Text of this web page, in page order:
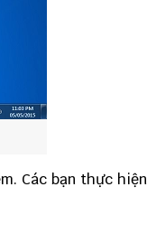
Các bạn thực hiện